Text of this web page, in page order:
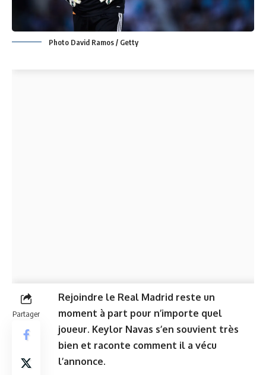
Photo David Ramos / Getty
Partager
Rejoindre le Real Madrid reste un
moment à part pour n’importe quel
joueur. Keylor Navas s’en souvient très
bien et raconte comment il a vécu
l’annonce.